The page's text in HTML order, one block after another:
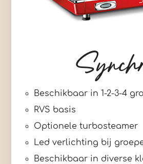
Beschikbaar in 1-2-3-4
RVS basis
Optionele turbosteamer
Led verlichting bij
Beschikbaar in diverse